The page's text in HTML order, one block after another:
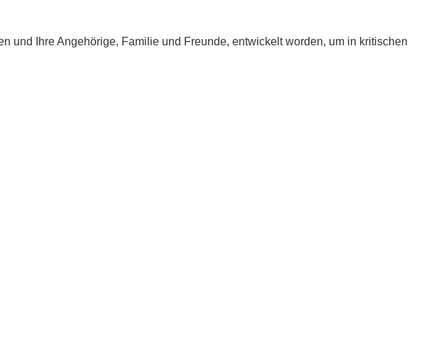
und Ihre Angehörige, Familie und Freunde, entwickelt worden, um in kritischen